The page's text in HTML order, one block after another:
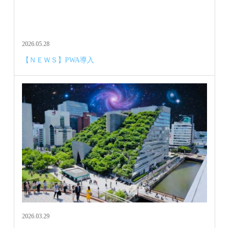
2026.05.28
【ＮＥＷＳ】PWA導入
2026.03.29